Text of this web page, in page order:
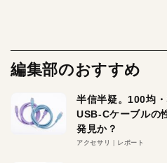
編集部のおすすめ
半信半疑。100均
USB-Cケーブルの
発見か？
アクセサリ レポート